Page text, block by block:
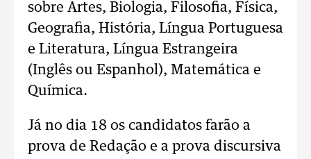
sobre Artes, Biologia, Filosofia, Física,
Geografia, História, Língua Portuguesa
e Literatura, Língua Estrangeira
(Inglês ou Espanhol), Matemática e
Química.
Já no dia 18 os candidatos farão a
prova de Redação e a prova discursiva